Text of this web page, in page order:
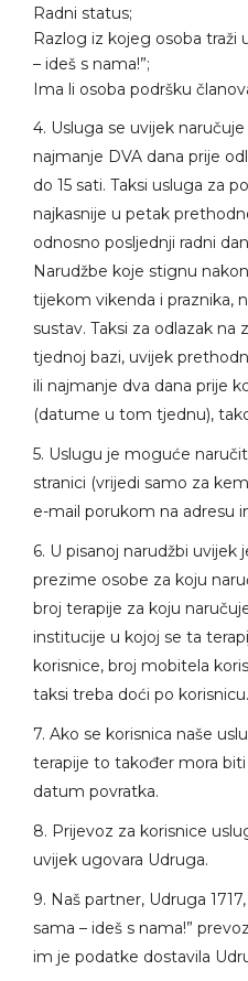
Radni status;
Razlog iz kojeg osoba traži
– ideš s nama!”;
Ima li osoba podršku
4. Usluga se uvijek
najmanje DVA dana prije
do 15 sati. Taksi usluga za
najkasnije u petak
odnosno posljednji radni
Narudžbe koje stignu
tijekom vikenda i praznika,
sustav. Taksi za odlazak na
tjednoj bazi, uvijek
ili najmanje dva dana prije
(datume u tom tjednu),
5. Uslugu je moguće
stranici (vrijedi samo za
e-mail porukom na adresu
6. U pisanoj narudžbi
prezime osobe za koju
broj terapije za koju
institucije u kojoj se ta
korisnice, broj mobitela
taksi treba doći po korisnicu.
7. Ako se korisnica naše
terapije to također mora
datum povratka.
8. Prijevoz za korisnice
uvijek ugovara Udruga.
9. Naš partner, Udruga
sama – ideš s nama!”
im je podatke dostavila